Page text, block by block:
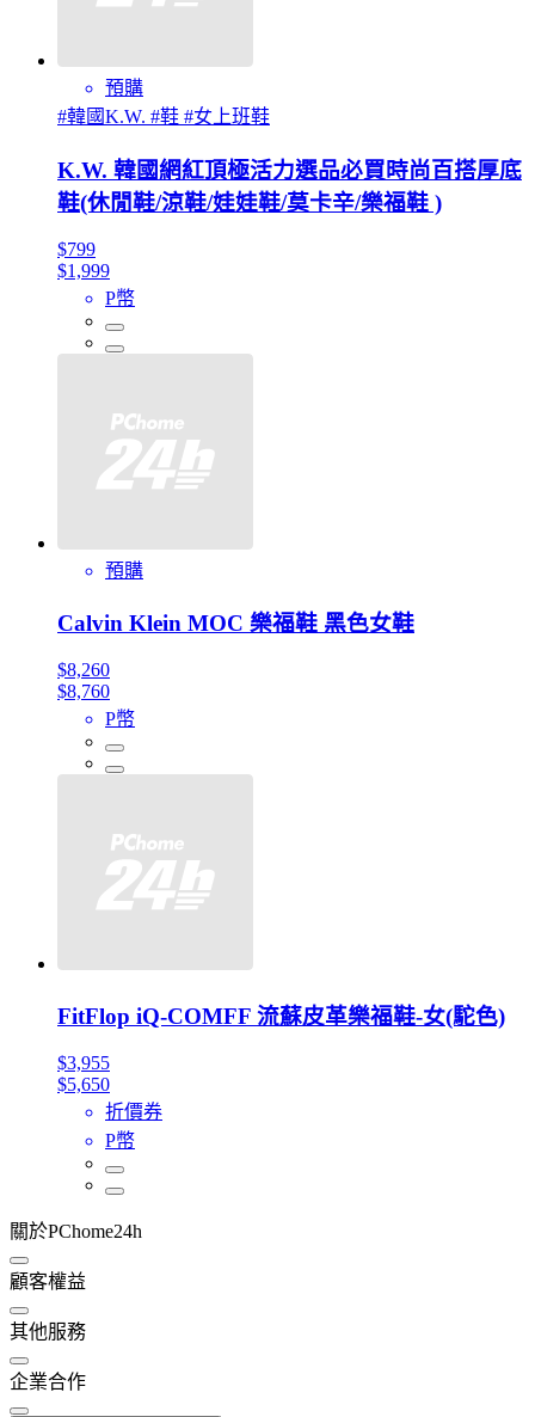
預購
#韓國K.W. #鞋 #女上班鞋
K.W. 韓國網紅頂極活力選品必買時尚百搭厚底
鞋(休閒鞋/涼鞋/娃娃鞋/莫卡辛/樂福鞋 )
$799
$1,999
P幣
預購
Calvin Klein MOC 樂福鞋 黑色女鞋
$8,260
$8,760
P幣
FitFlop iQ-COMFF 流蘇皮革樂福鞋-女(駝色)
$3,955
$5,650
折價券
P幣
關於PChome24h
顧客權益
其他服務
企業合作